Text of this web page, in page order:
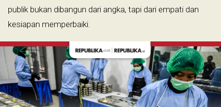
publik bukan dibangun dari angka, tapi dari empati dan
kesiapan memperbaiki.